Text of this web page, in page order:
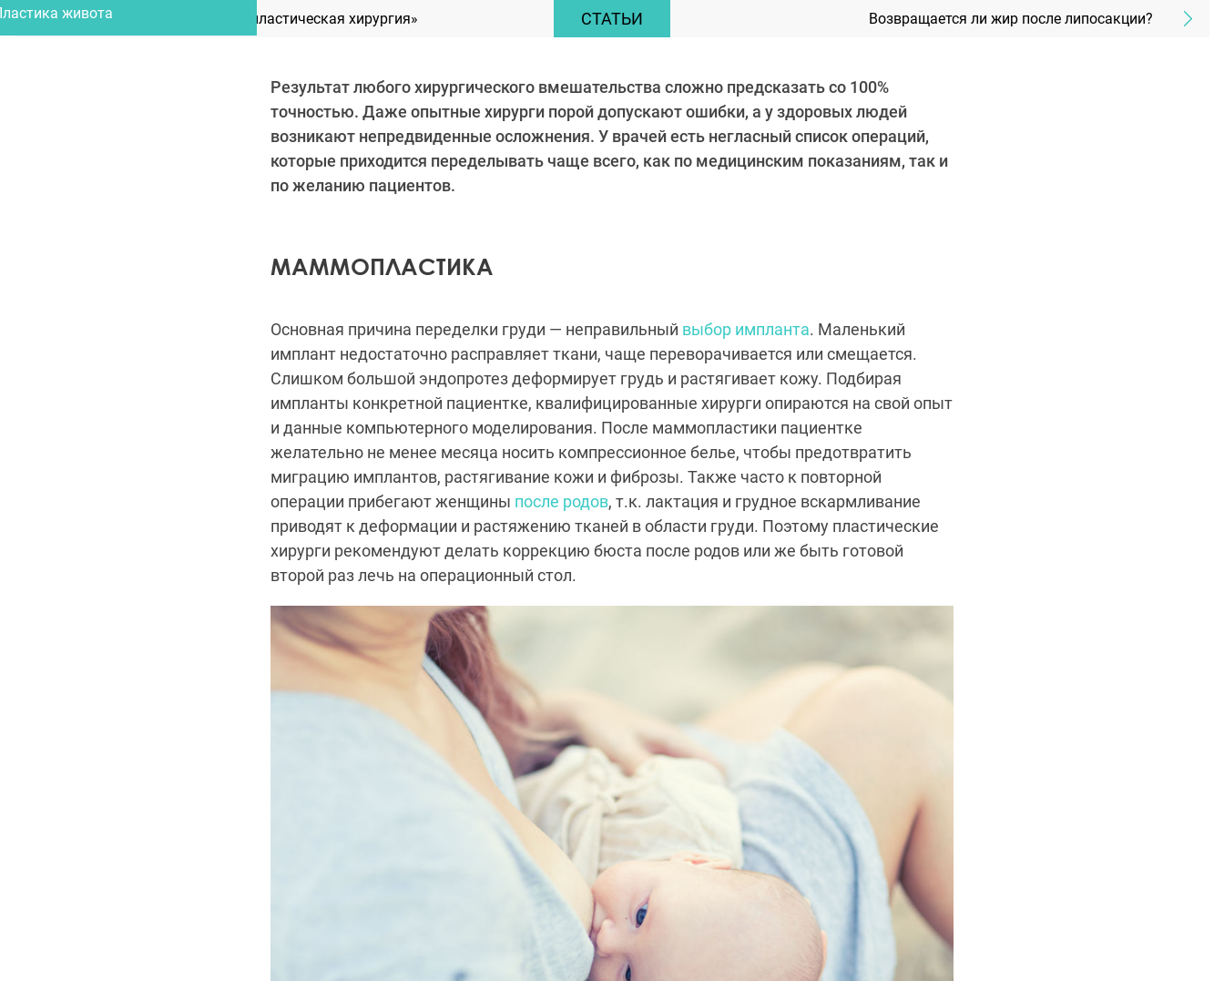
живота
Конкурсы красоты «Мисс пластическая хирургия» СТАТЬИ Возвращается ли жир после липосакции?
Результат любого хирургического вмешательства сложно предсказать со 100%
точностью. Даже опытные хирурги порой допускают ошибки, а у здоровых людей
возникают непредвиденные осложнения. У врачей есть негласный список операций,
которые приходится переделывать чаще всего, как по медицинским показаниям, так и
по желанию пациентов.
МАММОПЛАСТИКА
Основная причина переделки груди — неправильный выбор импланта. Маленький
имплант недостаточно расправляет ткани, чаще переворачивается или смещается.
Слишком большой эндопротез деформирует грудь и растягивает кожу. Подбирая
импланты конкретной пациентке, квалифицированные хирурги опираются на свой опыт
и данные компьютерного моделирования. После маммопластики пациентке
желательно не менее месяца носить компрессионное белье, чтобы предотвратить
миграцию имплантов, растягивание кожи и фиброзы. Также часто к повторной
операции прибегают женщины после родов, т.к. лактация и грудное вскармливание
приводят к деформации и растяжению тканей в области груди. Поэтому пластические
хирурги рекомендуют делать коррекцию бюста после родов или же быть готовой
второй раз лечь на операционный стол.